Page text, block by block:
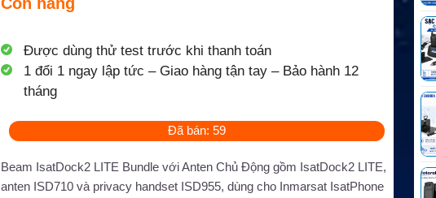
Được dùng thử test trước khi thanh toán
1 đổi 1 ngay lập tức – Giao hàng tận tay – Bảo hành 12
tháng
Đã bán: 59
Beam IsatDock2 LITE Bundle với Anten Chủ Động gồm IsatDock2 LITE,
anten ISD710 và privacy handset ISD955, dùng cho Inmarsat IsatPhone